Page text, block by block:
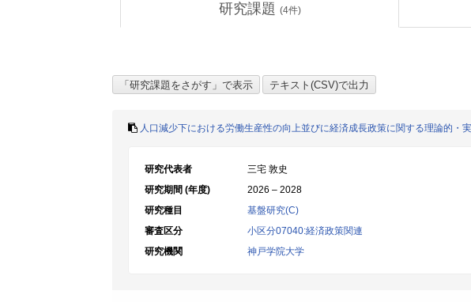
研究課題 (4件)
人口減少下における労働生産性の向上並びに経済成長政策に関する理論的・
研究代表者
三宅 敦史
研究期間 (年度)
2026 – 2028
研究種目
基盤研究(C)
審査区分
小区分07040:経済政策関連
研究機関
神戸学院大学